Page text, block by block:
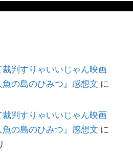
判すりゃいいじゃん映画
の島のひみつ』感想文 に
判すりゃいいじゃん映画
の島のひみつ』感想文 に